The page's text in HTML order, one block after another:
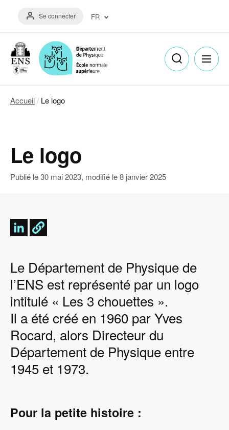
contenu
Menu
du
de
l'utilisateur
Se connecter FR
English
(EN)
Accueil Le logo
Le logo
Publié le30 mai 2023, modifié le8 janvier 2025
Le Département de Physique de
l’ENS est représenté par un logo
intitulé « Les 3 chouettes ».
Il a été créé en 1960 par Yves
Rocard, alors Directeur du
Département de Physique entre
1945 et 1973.
Pour la petite histoire :